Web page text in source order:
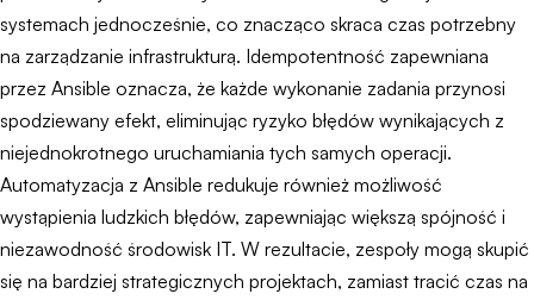
systemach jednocześnie, co znacząco skraca czas potrzebny
na zarządzanie infrastrukturą. Idempotentność zapewniana
przez Ansible oznacza, że każde wykonanie zadania przynosi
spodziewany efekt, eliminując ryzyko błędów wynikających z
niejednokrotnego uruchamiania tych samych operacji.
Automatyzacja z Ansible redukuje również możliwość
wystąpienia ludzkich błędów, zapewniając większą spójność i
niezawodność środowisk IT. W rezultacie, zespoły mogą skupić
się na bardziej strategicznych projektach, zamiast tracić czas na